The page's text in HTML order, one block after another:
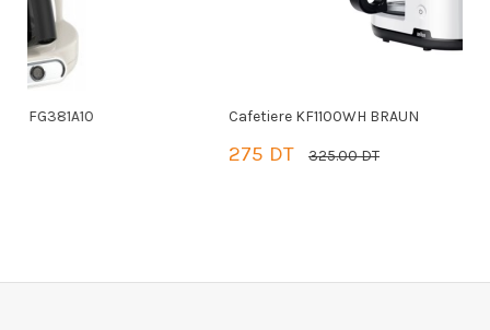
Cafetiere KF1100WH BRAUN